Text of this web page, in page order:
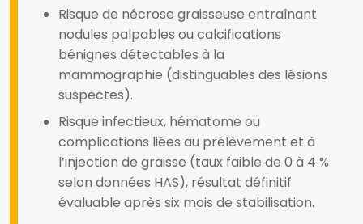
Risque de nécrose graisseuse entraînant
nodules palpables ou calcifications
bénignes détectables à la
mammographie (distinguables des lésions
suspectes).
Risque infectieux, hématome ou
complications liées au prélèvement et à
l’injection de graisse (taux faible de 0 à 4 %
selon données HAS), résultat définitif
évaluable après six mois de stabilisation.